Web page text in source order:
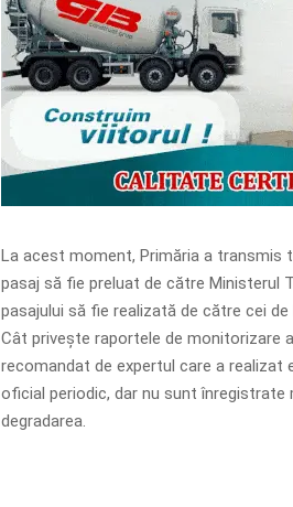
La acest moment, Primăria a
pasaj să fie preluat de către Ministerul
pasajului să fie realizată de către cei
Cât privește raportele de monitorizare
recomandat de expertul care a
oficial periodic, dar nu sunt
degradarea.